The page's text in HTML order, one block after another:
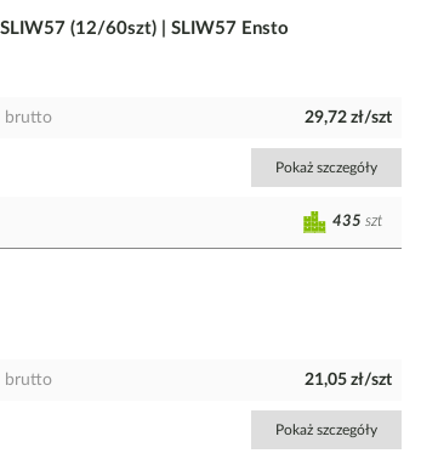
(12/60szt) | SLIW57 Ensto
brutto 29,72 zł/szt
Pokaż szczegóły
435 szt
brutto 21,05 zł/szt
Pokaż szczegóły